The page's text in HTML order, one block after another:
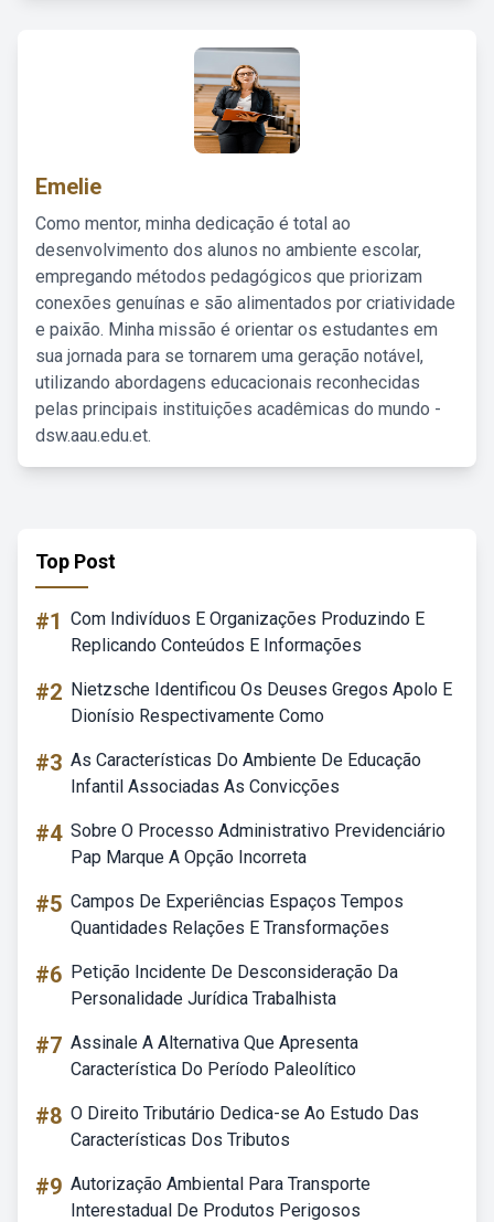
Emelie
Como mentor, minha dedicação é total ao
desenvolvimento dos alunos no ambiente escolar,
empregando métodos pedagógicos que priorizam
conexões genuínas e são alimentados por criatividade
e paixão. Minha missão é orientar os estudantes em
sua jornada para se tornarem uma geração notável,
utilizando abordagens educacionais reconhecidas
pelas principais instituições acadêmicas do mundo -
dsw.aau.edu.et.
Top Post
#1 Com Indivíduos E Organizações Produzindo E
Replicando Conteúdos E Informações
#2 Nietzsche Identificou Os Deuses Gregos Apolo E
Dionísio Respectivamente Como
#3 As Características Do Ambiente De Educação
Infantil Associadas As Convicções
#4 Sobre O Processo Administrativo Previdenciário
Pap Marque A Opção Incorreta
#5 Campos De Experiências Espaços Tempos
Quantidades Relações E Transformações
#6 Petição Incidente De Desconsideração Da
Personalidade Jurídica Trabalhista
#7 Assinale A Alternativa Que Apresenta
Característica Do Período Paleolítico
#8 O Direito Tributário Dedica-se Ao Estudo Das
Características Dos Tributos
#9 Autorização Ambiental Para Transporte
Interestadual De Produtos Perigosos